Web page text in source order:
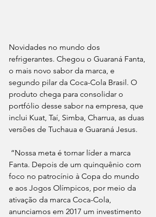
Novidades no mundo dos
refrigerantes. Chegou o Guaraná Fanta,
o mais novo sabor da marca, e
segundo pilar da Coca-Cola Brasil. O
produto chega para consolidar o
portfólio desse sabor na empresa, que
inclui Kuat, Taí, Simba, Charrua, as duas
versões de Tuchaua e Guaraná Jesus.
“Nossa meta é tornar líder a marca
Fanta. Depois de um quinquênio com
foco no patrocínio à Copa do mundo
e aos Jogos Olímpicos, por meio da
ativação da marca Coca-Cola,
anunciamos em 2017 um investimento